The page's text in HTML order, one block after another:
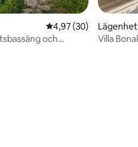
4,97 av 5 i
4,97 (30)
och
Lägenhet
Villa